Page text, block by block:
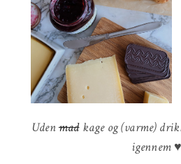
Udenmadkage og (varme)
igennem ♥